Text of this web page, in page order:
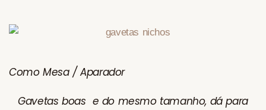
Como Mesa / Aparador
Gavetas boas e do mesmo tamanho, dá para